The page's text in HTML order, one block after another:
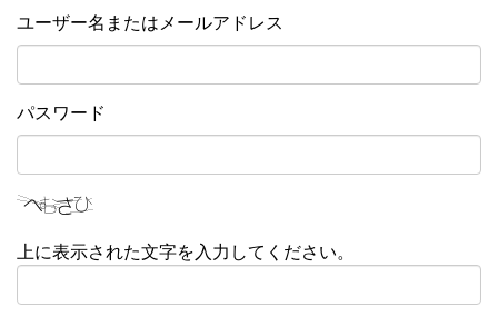
ユーザー名またはメールアドレス
パスワード
上に表示された文字を入力してください。